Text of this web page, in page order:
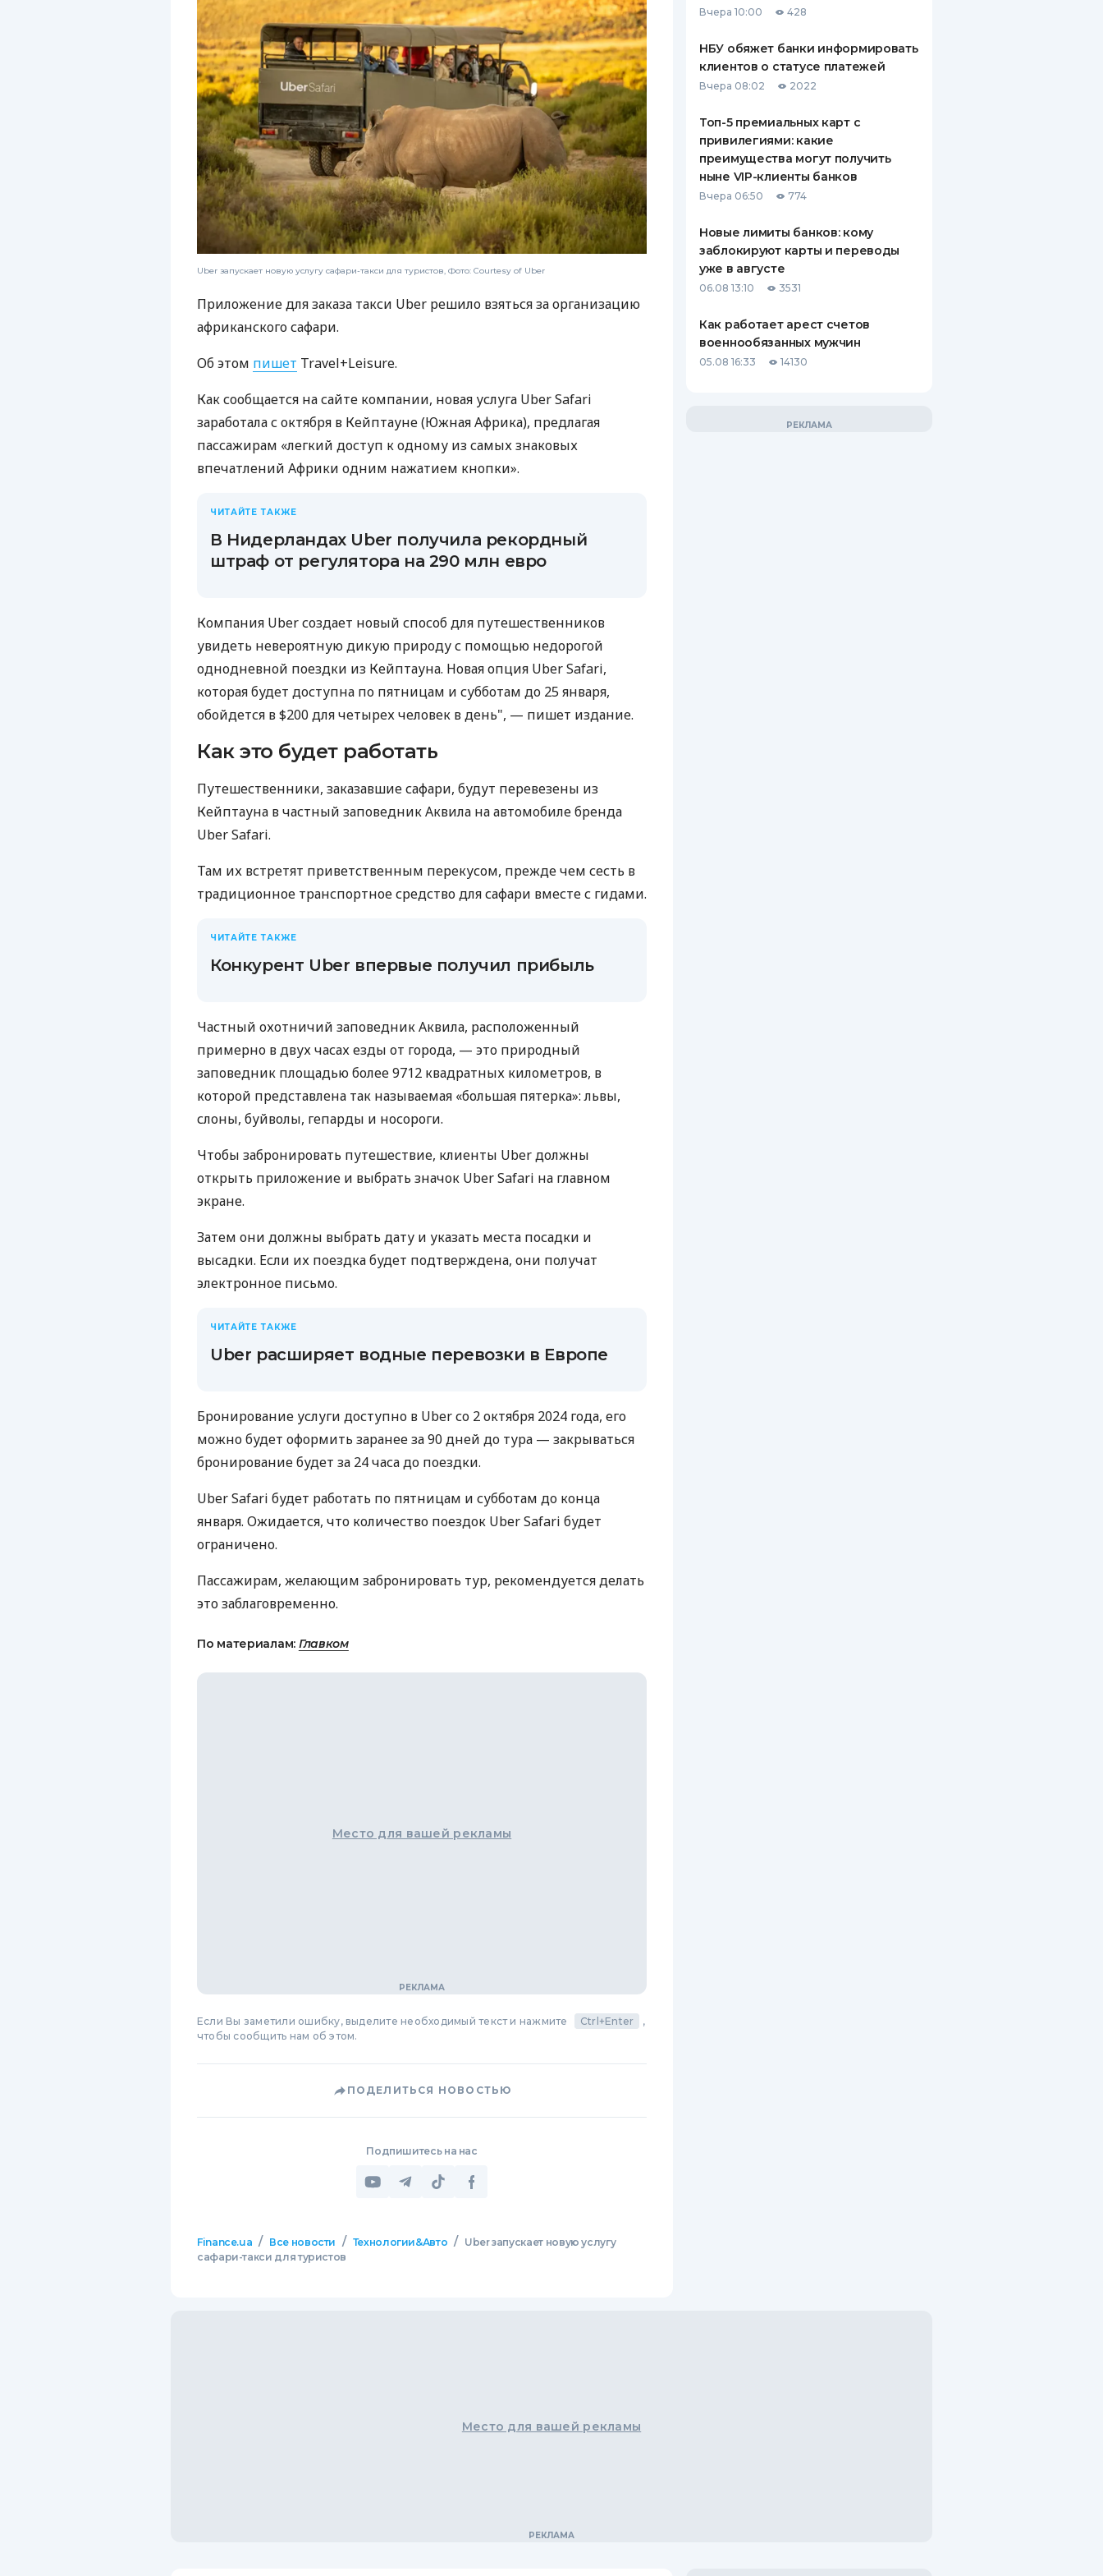
ЕЖЕМЕСЯЧНЫЙ ОБЗОР
КЕШБЭКА
ПУТЕВОДИТЕЛИ ПО
БАНКОВСКИМ КАРТАМ
СТРАХОВАНИЮ
ВСЕ СТРАХОВЫЕ ПОЛИСЫ
ОТЗЫВЫ О СТРАХОВЫХ
КОМПАНИЯХ
Uber запускает новую услугу сафари-такси для туристов, Фото: Courtesy of Uber
Приложение для заказа такси Uber решило взяться за организацию
африканского сафари.
Об этом пишет Travel+Leisure.
Как сообщается на сайте компании, новая услуга Uber Safari
заработала с октября в Кейптауне (Южная Африка), предлагая
пассажирам «легкий доступ к одному из самых знаковых
впечатлений Африки одним нажатием кнопки».
ЧИТАЙТЕ ТАКЖЕ
В Нидерландах Uber получила рекордный
штраф от регулятора на 290 млн евро
Компания Uber создает новый способ для путешественников
увидеть невероятную дикую природу с помощью недорогой
однодневной поездки из Кейптауна. Новая опция Uber Safari,
которая будет доступна по пятницам и субботам до 25 января,
обойдется в $200 для четырех человек в день", — пишет издание.
Как это будет работать
Путешественники, заказавшие сафари, будут перевезены из
Кейптауна в частный заповедник Аквила на автомобиле бренда
Uber Safari.
Там их встретят приветственным перекусом, прежде чем сесть в
традиционное транспортное средство для сафари вместе с гидами.
ЧИТАЙТЕ ТАКЖЕ
Конкурент Uber впервые получил прибыль
Частный охотничий заповедник Аквила, расположенный
примерно в двух часах езды от города, — это природный
заповедник площадью более 9712 квадратных километров, в
которой представлена ​​так называемая «большая пятерка»: львы,
слоны, буйволы, гепарды и носороги.
Чтобы забронировать путешествие, клиенты Uber должны
открыть приложение и выбрать значок Uber Safari на главном
экране.
Затем они должны выбрать дату и указать места посадки и
высадки. Если их поездка будет подтверждена, они получат
электронное письмо.
ЧИТАЙТЕ ТАКЖЕ
Uber расширяет водные перевозки в Европе
Бронирование услуги доступно в Uber со 2 октября 2024 года, его
можно будет оформить заранее за 90 дней до тура — ​​закрываться
бронирование будет за 24 часа до поездки.
Uber Safari будет работать по пятницам и субботам до конца
января. Ожидается, что количество поездок Uber Safari будет
ограничено.
Пассажирам, желающим забронировать тур, рекомендуется делать
это заблаговременно.
По материалам: Главком
Место для вашей рекламы
Если Вы заметили ошибку, выделите необходимый текст и нажмите Ctrl+Enter
,
чтобы сообщить нам об этом.
ПОДЕЛИТЬСЯ НОВОСТЬЮ
Подпишитесь на нас
Finance.ua / Все новости / Технологии&Авто /
Uber запускает новую услугу
сафари-такси для туристов
Вчера 10:00 428
НБУ обяжет банки информировать
клиентов о статусе платежей
Вчера 08:02 2022
Топ-5 премиальных карт с
привилегиями: какие
преимущества могут получить
ныне VIP-клиенты банков
Вчера 06:50 774
Новые лимиты банков: кому
заблокируют карты и переводы
уже в августе
06.08 13:10 3531
Как работает арест счетов
военнообязанных мужчин
05.08 16:33 14130
Место для вашей рекламы